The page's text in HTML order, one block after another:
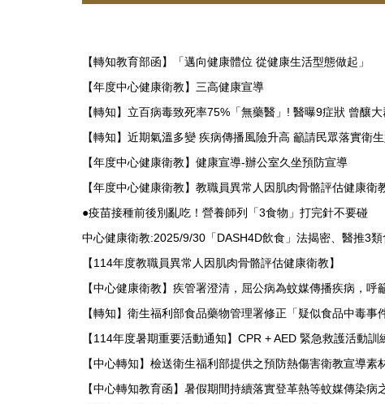
【轉知教育部函】「邁向健康體位 從健康生活型態做起」
【年度中心健康衛教】三高健康宣導
【轉知】立百病毒致死率75%「無藥醫」! 醫曝9症狀 曾釀
【轉知】近期氣溫多變 疾病傳播風險升高 籲請民眾落實衛
【年度中心健康衛教】健康宣導-辦公室久坐預防宣導
【年度中心健康衛教】教職員異常人因肌肉骨骼評估健康衛
●疫苗接種前後別亂吃！營養師列「3食物」打完針不要碰
中心健康衛教:2025/9/30「DASH4D飲食」法揭密、醫推3
【114年度教職員異常人因肌肉骨骼評估健康衛教】
【中心健康衛教】疾管署澄清，屈公病為蚊媒傳播疾病，
【轉知】衛生福利部食品藥物管理署修正「疑似食品中毒
【114年度暑期重要活動通知】CPR + AED 緊急救護活動
【中心轉知】檢送衛生福利部提供之預防熱傷害衛教宣導
【中心轉知教育函】暑假期間持續落實登革熱等蚊媒傳染